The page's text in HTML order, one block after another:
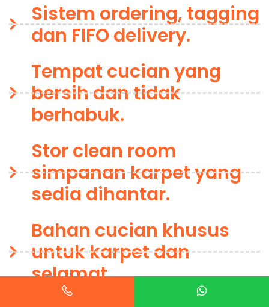
Sistem ordering, tagging
dan FIFO delivery.
Tempat cucian yang
bersih dan tidak
berhabuk.
Stor clean room
simpanan karpet yang
sedia dihantar.
Bahan cucian khusus
untuk karpet dan
selamat.